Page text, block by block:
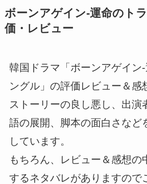
ボーンアゲイン-運命のト
価・レビュー
韓国ドラマ「ボーンアゲイン
ングル」の評価レビュー＆感
ストーリーの良し悪し、出演
語の展開、脚本の面白さなど
しています。
もちろん、レビュー＆感想の
するネタバレがありますので